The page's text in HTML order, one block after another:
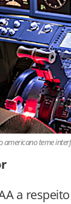
americano teme
a